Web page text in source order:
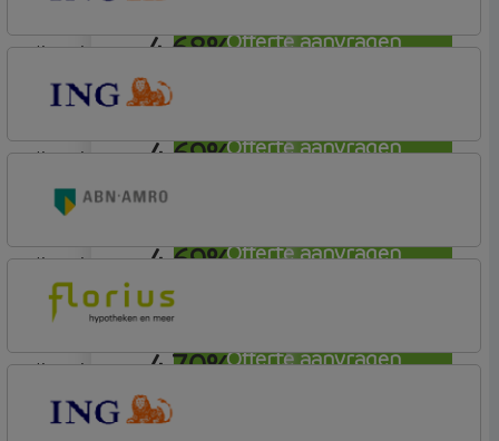
Offerte aanvragen
4,68%
Offerte aanvragen
lineair
4,69%
Offerte aanvragen
Basistarief
lineair
4,69%
Offerte aanvragen
Basistarief
lineair
4,70%
ABN AMRO Bank
Woning
lineair
Profijt twaalf